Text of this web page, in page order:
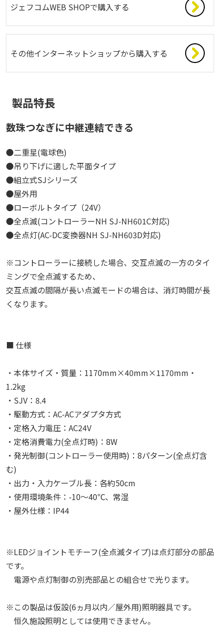
ジェフコムWEB SHOPで購入する
その他インターネットショップから購入する
製品特長
数珠つなぎに中継連結できる
●二重星(電球色)
●吊り下げに適した平面タイプ
●組立式SJシリーズ
●屋外用
●ローボルトタイプ（24V）
●全点滅(コントローラーNH SJ-NH601C対応)
●全点灯(AC-DC変換器NH SJ-NH603D対応)
※コントローラーに接続した場合、交互点滅の一方のタイ
ミングで全点滅するため、
交互点滅の間隔が長い点滅モードの場合は、消灯時間が長
くなります。
■ 仕様
・本体サイズ・質量：1170mm×40mm×1170mm・
1.2kg
・SJV：8.4
・駆動方式：AC-ACアダプタ方式
・定格入力電圧：AC24V
・定格消費電力(全点灯時)：8W
・発光制御(コントローラー使用時)：8パターン(全点灯含
む)
・出力・入力ケーブル長：各約50cm
・使用環境条件：-10～40℃、常湿
・屋外仕様：IP44
※LEDジョイントモチーフ(全点滅タイプ)は点灯部分の部品
です。
電源や点灯制御の別売部品との組合せで光ります。
※この製品は仮設(6ヵ月以内／屋外用)照明器具です。
恒久施設照明としては使用できません。